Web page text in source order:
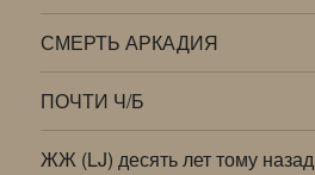
СМЕРТЬ АРКАДИЯ
ПОЧТИ Ч/Б
ЖЖ (LJ) десять лет тому назад